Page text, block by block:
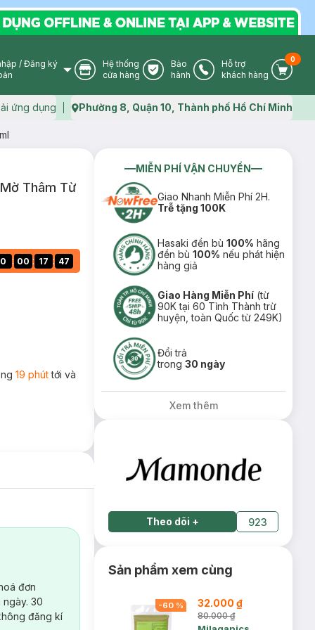
User Icon
/ Đăng ký
Store Icon
Hệ thống
cửa hàng
Warranty Icon
Bảo
hành
Phone Icon
Hỗ trợ
khách hàng
Cart
0
ứng dụng Map icon
Phường 8, Quận 10, Thành phố Hồ Chí Minh
Thâm Từ
0 : 00 : 17 : 46
19 phúttới và
đơn
30
đăng kí
MIỄN PHÍ VẬN CHUYỂN
Giao Nhanh Miễn Phí 2H.
Trễ tặng 100K
Hasaki đền bù100% hãng
đền bù100% nếu phát hiện
hàng giả
Giao Hàng Miễn Phí (từ
90K tại 60 Tỉnh Thành trừ
huyện, toàn Quốc từ 249K)
Đổi trả
trong30 ngày
Xem thêm
Theo dõi + 923
Sản phẩm xem cùng
-60 % 32.000 ₫
80.000 ₫